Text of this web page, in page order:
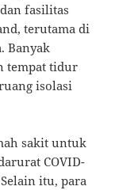
fasilitas
terutama di
Banyak
tempat tidur
isolasi
sakit untuk
COVID-
itu, para